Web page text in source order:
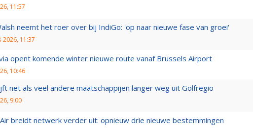
11:57
neemt het roer over bij IndiGo: 'op naar nieuwe fase van groei'
2026, 11:37
opent komende winter nieuwe route vanaf Brussels Airport
10:46
net als veel andere maatschappijen langer weg uit Golfregio
9:00
breidt netwerk verder uit: opnieuw drie nieuwe bestemmingen